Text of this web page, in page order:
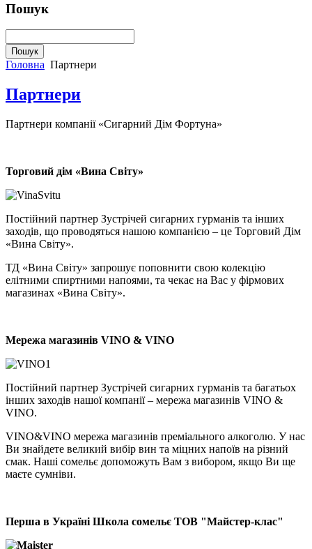
Пошук
Головна Партнери
Партнери
Партнери компанії «Cигарний Дім Фортуна»
Торговий дім «Вина Світу»
Постійний партнер Зустрічей сигарних гурманів та інших
заходів, що проводяться нашою компанією – це Торговий Дім
«Вина Світу».
ТД «Вина Світу» запрошує поповнити свою колекцію
елітними спиртними напоями, та чекає на Вас у фірмових
магазинах «Вина Світу».
Мережа магазинів VINO & VINO
Постійний партнер Зустрічей сигарних гурманів та багатьох
інших заходів нашої компанії – мережа магазинів VINO &
VINO.
VINO&VINO мережа магазинів преміального алкоголю. У нас
Ви знайдете великий вибір вин та міцних напоїв на різний
смак. Наші сомельє допоможуть Вам з вибором, якщо Ви ще
маєте сумніви.
Перша в Україні Школа сомельє ТОВ "Майстер-клас"